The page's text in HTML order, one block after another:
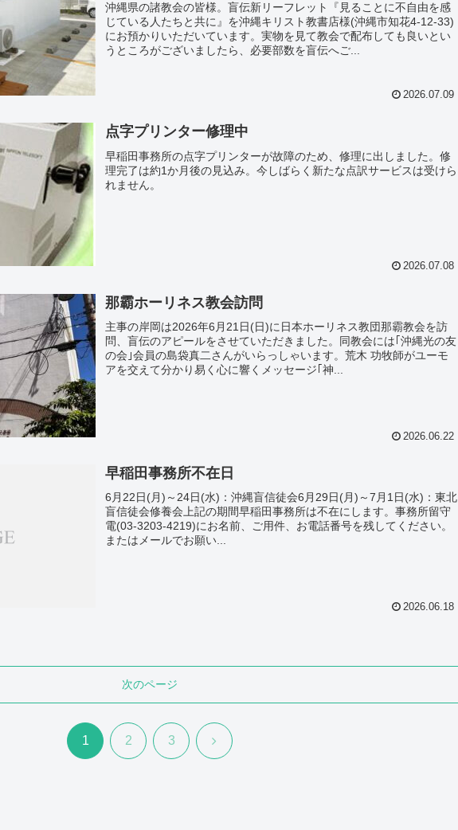
沖縄県の諸教会の皆様。盲伝新リーフレット『見ることに不自由を感
じている人たちと共に』を沖縄キリスト教書店様(沖縄市知花4-12-33)
にお預かりいただいています。実物を見て教会で配布しても良いとい
うところがございましたら、必要部数を盲伝へご...
2026.07.09
点字プリンター修理中
早稲田事務所の点字プリンターが故障のため、修理に出しました。修
理完了は約1か月後の見込み。今しばらく新たな点訳サービスは受けら
れません。
2026.07.08
那霸ホーリネス教会訪問
主事の岸岡は2026年6月21日(日)に日本ホーリネス教団那霸教会を訪
問、盲伝のアピールをさせていただきました。同教会には｢沖縄光の友
の会｣会員の島袋真二さんがいらっしゃいます。荒木 功牧師がユーモ
アを交えて分かり易く心に響くメッセージ｢神...
2026.06.22
早稲田事務所不在日
6月22日(月)～24日(水)：沖縄盲信徒会6月29日(月)～7月1日(水)：東北
盲信徒会修養会上記の期間早稲田事務所は不在にします。事務所留守
電(03-3203-4219)にお名前、ご用件、お電話番号を残してください。
またはメールでお願い...
2026.06.18
次のページ
1 2 3 次